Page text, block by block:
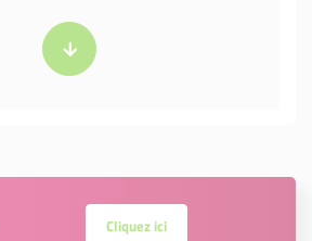
Cliquez ici